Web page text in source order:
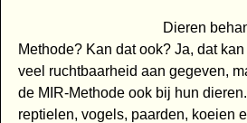
Dieren
Methode? Kan dat ook? Ja, dat
veel ruchtbaarheid aan gegeven,
de MIR-Methode ook bij hun
reptielen, vogels, paarden, koeien